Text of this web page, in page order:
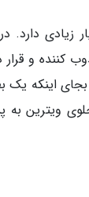
زیادی دارد.
کننده و قرار
اینکه یک
ویترین